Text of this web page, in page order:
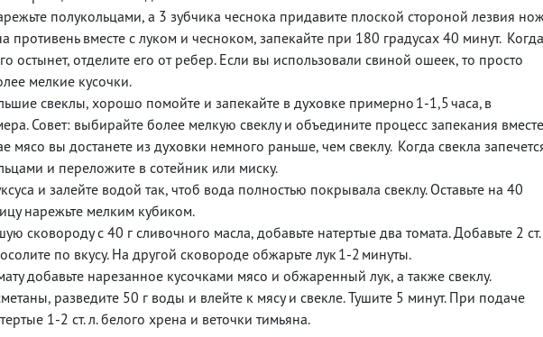
полукольцами, а 3 зубчика чеснока придавите плоской стороной лезвия
противень вместе с луком и чесноком, запекайте при 180 градусах 40 минут. Когда
остынет, отделите его от ребер. Если вы использовали свиной ошеек, то просто
мелкие кусочки.
свеклы, хорошо помойте и запекайте в духовке примерно 1-1,5 часа, в
Совет: выбирайте более мелкую свеклу и объедините процесс запекания
мясо вы достанете из духовки немного раньше, чем свеклу. Когда свекла
и переложите в сотейник или миску.
и залейте водой так, чтоб вода полностью покрывала свеклу. Оставьте на 40
нарежьте мелким кубиком.
сковороду с 40 г сливочного масла, добавьте натертые два томата. Добавьте 2 ст.
по вкусу. На другой сковороде обжарьте лук 1-2 минуты.
добавьте нарезанное кусочками мясо и обжаренный лук, а также свеклу.
разведите 50 г воды и влейте к мясу и свекле. Тушите 5 минут. При подаче
1-2 ст. л. белого хрена и веточки тимьяна.